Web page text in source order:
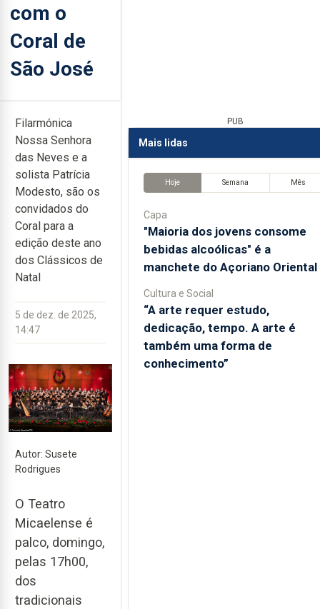
com o
Coral de
São José
Filarmónica
Nossa Senhora
das Neves e a
solista Patrícia
Modesto, são os
convidados do
Coral para a
edição deste ano
dos Clássicos de
Natal
5 de dez. de 2025,
14:47
Autor: Susete
Rodrigues
O Teatro
Micaelense é
palco, domingo,
pelas 17h00,
dos
tradicionais
PUB
Mais lidas
Hoje Semana Mês
Capa
"Maioria dos jovens consome
bebidas alcoólicas" é a
manchete do Açoriano Oriental
Cultura e Social
“A arte requer estudo,
dedicação, tempo. A arte é
também uma forma de
conhecimento”